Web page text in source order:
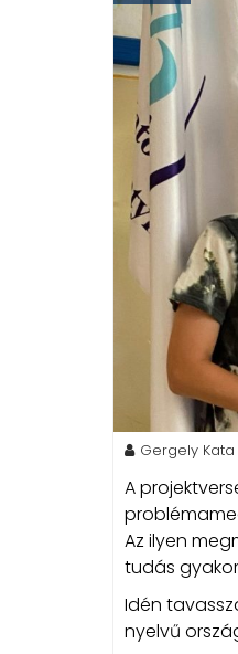
Gergely
A
Az ilyen
tudás
Idén
nyelvű